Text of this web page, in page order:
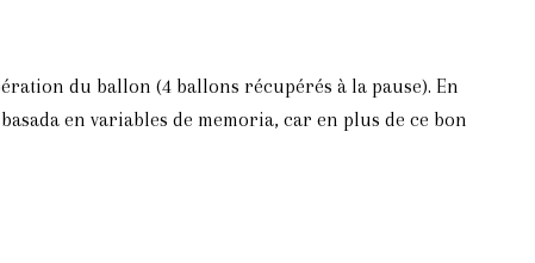
du ballon (4 ballons récupérés à la pause). En
en variables de memoria, car en plus de ce bon